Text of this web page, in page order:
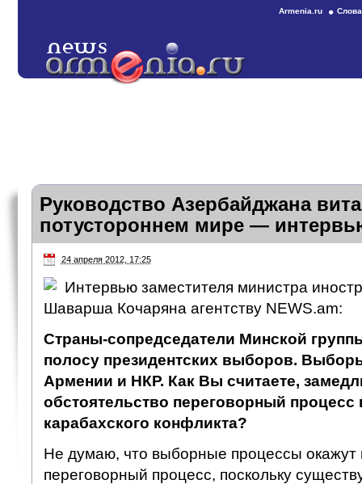
Armenia.ru
Руководство Азербайджана
потустороннем мире —
24 апреля 2012, 17:25
Интервью заместителя министра
Шаварша Кочаряна агентству NEWS.am:
Страны-сопредседатели Минской
полосу президентских выборов.
Армении и НКР. Как Вы считаете,
обстоятельство переговорный
карабахского конфликта?
Не думаю, что выборные процессы окажут
переговорный процесс, поскольку